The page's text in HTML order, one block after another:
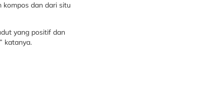
kompos dan dari situ
yang positif dan
katanya.